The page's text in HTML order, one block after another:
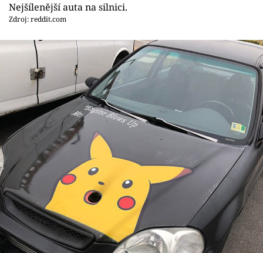
Nejšílenější auta na silnici.
Zdroj: reddit.com